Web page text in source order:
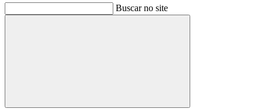
Buscar no site
Buscar